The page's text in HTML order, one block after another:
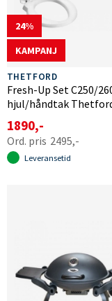
24
KAMPANJ
THETFORD
Fresh-Up Set C250/
hjul/håndtak
1890,-
2495,-
Leveransetid